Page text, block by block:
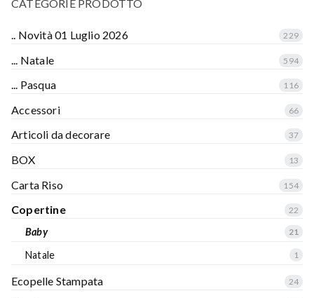
CATEGORIE PRODOTTO
.. Novità 01 Luglio 2026 229
... Natale 594
... Pasqua 116
Accessori 66
Articoli da decorare 37
BOX 13
Carta Riso 154
Copertine 22
Baby 21
Natale 1
Ecopelle Stampata 24